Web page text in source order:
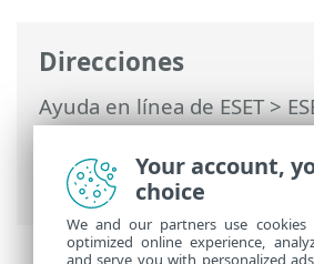
Direcciones
Ayuda en línea de ESET>
Security>Instalación o
Actualizaciones de
estabilidad
Your account,
choice
We and our partners use
optimized online experience,
and serve you with personalized